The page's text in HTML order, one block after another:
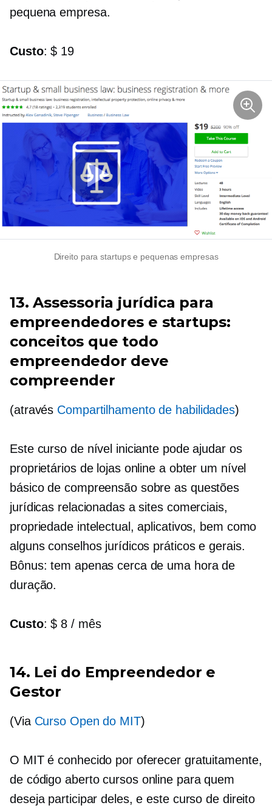
pequena empresa.
Custo: $ 19
Direito para startups e pequenas empresas
13. Assessoria jurídica para
empreendedores e startups:
conceitos que todo
empreendedor deve
compreender
(através Compartilhamento de habilidades)
Este curso de nível iniciante pode ajudar os
proprietários de lojas online a obter um nível
básico de compreensão sobre as questões
jurídicas relacionadas a sites comerciais,
propriedade intelectual, aplicativos, bem como
alguns conselhos jurídicos práticos e gerais.
Bônus: tem apenas cerca de uma hora de
duração.
Custo: $ 8 / mês
14. Lei do Empreendedor e
Gestor
(Via Curso Open do MIT)
O MIT é conhecido por oferecer gratuitamente,
de código abertocursos online para quem
deseja participar deles, e este curso de direito